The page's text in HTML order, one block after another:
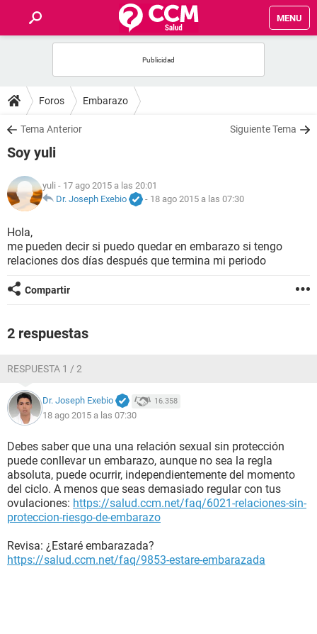
MENU
FOROS
SALUD
FAMILIA
NUTRICIÓN
BIENESTAR
Foros Embarazo
Tema Anterior Siguiente Tema
Soy yuli
yuli - 17 ago 2015 a las 20:01
Dr. Joseph Exebio
- 18 ago 2015 a las 07:30
Hola,
me pueden decir si puedo quedar en embarazo si tengo
relaciones dos días después que termina mi periodo
Compartir
2 respuestas
RESPUESTA 1 / 2
Dr. Joseph Exebio 16.358
18 ago 2015 a las 07:30
Debes saber que una una relación sexual sin protección
puede conllevar un embarazo, aunque no sea la regla
absoluta, puede ocurrir, independientemente del momento
del ciclo. A menos que seas demasiado regular con tus
ovulaciones: https://salud.ccm.net/faq/6021-relaciones-sin-
proteccion-riesgo-de-embarazo
Revisa: ¿Estaré embarazada?
https://salud.ccm.net/faq/9853-estare-embarazada